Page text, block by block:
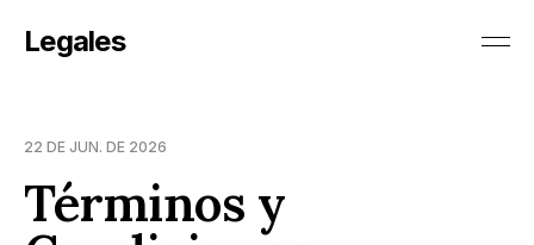
Legales
22 DE JUN. DE 2026
Términos y